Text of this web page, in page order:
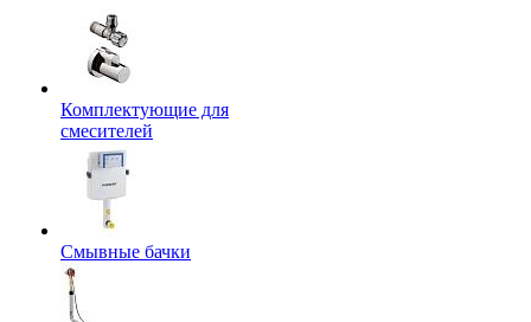
Комплектующие для
смесителей
Смывные бачки